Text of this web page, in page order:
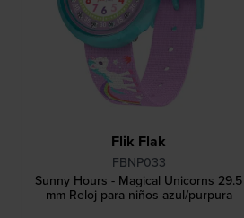
Flik Flak
FBNP033
Sunny Hours - Magical Unicorns 29.5
mm Reloj para niños azul/purpura